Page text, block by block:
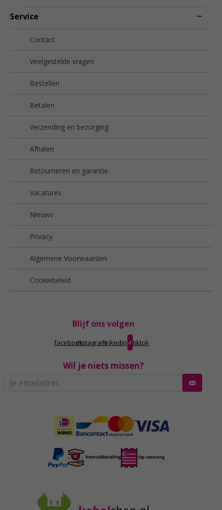
Service
Contact
Veelgestelde vragen
Bestellen
Betalen
Verzending en bezorging
Afhalen
Retourneren en garantie
Vacatures
Nieuws
Privacy
Algemene Voorwaarden
Cookiebeleid
Blijf ons volgen
facebookinstagramlinkedin tiktok
Wil je niets missen?